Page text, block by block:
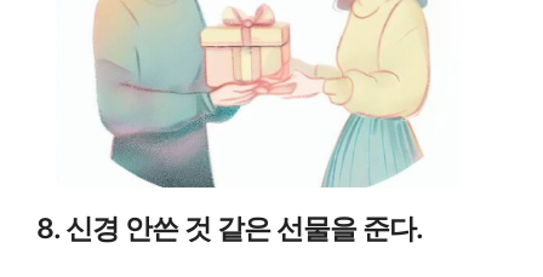
8. 신경 안쓴 것 같은 선물을 준다.